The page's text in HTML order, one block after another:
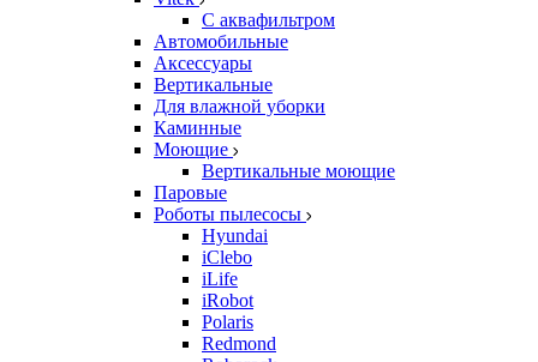
С аквафильтром
Автомобильные
Аксессуары
Вертикальные
Для влажной уборки
Каминные
Моющие
Вертикальные моющие
Паровые
Роботы пылесосы
Hyundai
iClebo
iLife
iRobot
Polaris
Redmond